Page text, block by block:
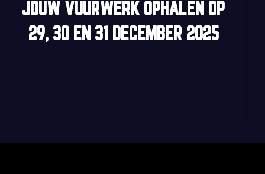
JOUW VUURWERK OPHALEN OP
29, 30EN 31 DECEMBER 2025